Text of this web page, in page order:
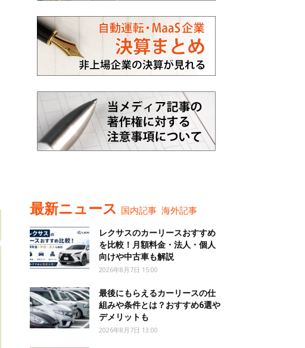
最新ニュース 国内記事 海外記事
レクサスのカーリースおすすめ
を比較！月額料金・法人・個人
向けや中古車も解説
2026年8月7日 15:00
最後にもらえるカーリースの仕
組みや条件とは？おすすめ6選や
デメリットも
2026年8月7日 13:00